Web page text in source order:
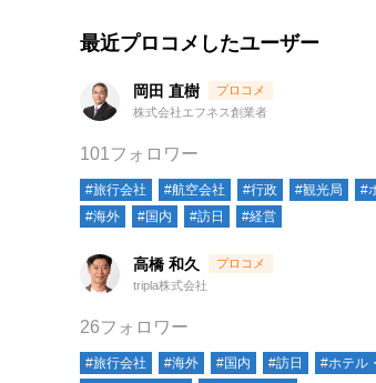
最近プロコメしたユーザー
岡田 直樹
株式会社エフネス創業者
101フォロワー
#旅行会社 #航空会社 #行政 #観光局 #
#海外
#国内 #訪日 #経営
高橋 和久
tripla株式会社
26フォロワー
#旅行会社 #海外 #国内 #訪日 #ホテル